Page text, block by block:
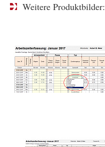
Weitere Produktbilder: